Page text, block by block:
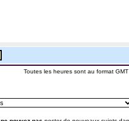
Toutes les heures sont au format